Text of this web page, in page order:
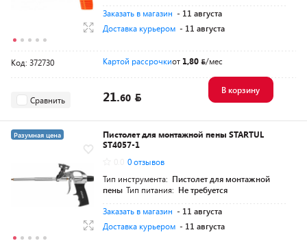
Заказать в магазин - 11 августа
Доставка курьером - 11 августа
Код: 372730 Картой рассрочкиот 1,80 /мес
Сравнить 21.60
В корзину
Разумная цена
Пистолет для монтажной пены STARTUL
ST4057-1
0 отзывов
Тип инструмента: Пистолет для монтажной
пены Тип питания: Не требуется
Заказать в магазин - 11 августа
Доставка курьером - 11 августа